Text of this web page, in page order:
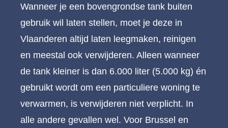
Wanneer je een bovengrondse tank buiten
gebruik wil laten stellen, moet je deze in
Vlaanderen altijd laten leegmaken, reinigen
en meestal ook verwijderen. Alleen wanneer
de tank kleiner is dan 6.000 liter (5.000 kg) én
gebruikt wordt om een particuliere woning te
verwarmen, is verwijderen niet verplicht. In
alle andere gevallen wel. Voor Brussel en